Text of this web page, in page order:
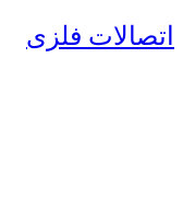
اتصالات فلزی